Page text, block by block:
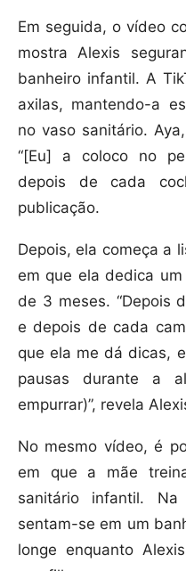
Em seguida, o vídeo
mostra Alexis
banheiro infantil. A
axilas, mantendo-a
no vaso sanitário.
“[Eu] a coloco no
depois de cada
publicação.
Depois, ela começa a
em que ela dedica
de 3 meses. “Depois
e depois de cada
que ela me dá dicas,
pausas durante a
empurrar)”, revela
No mesmo vídeo, é
em que a mãe
sanitário infantil.
sentam-se em um
longe enquanto